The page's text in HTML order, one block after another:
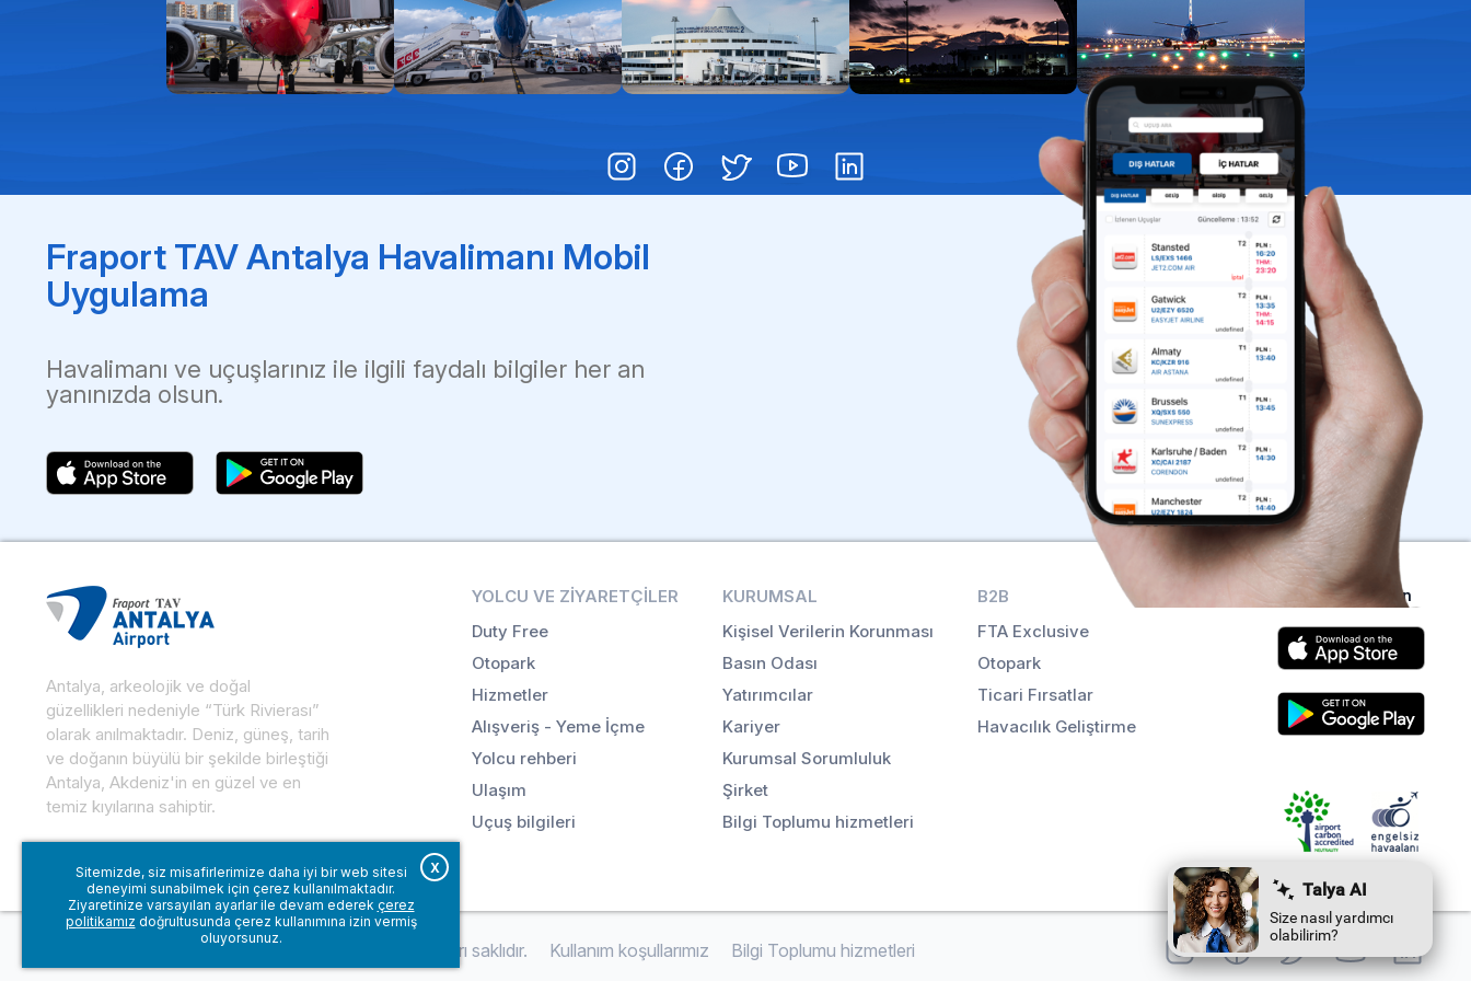
Çocuklarla yolculuk
Çıkış kapıları
Sitemizde, siz misafirlerimize daha iyi bir web sitesi
deneyimi sunabilmek için çerez kullanılmaktadır.
Ziyaretinize varsayılan ayarlar ile devam ederek çerez
politikamız doğrultusunda çerez kullanımına izin vermiş
oluyorsunuz.
X
Fraport TAV Antalya Havalimanı Mobil
Uygulama
Havalimanı ve uçuşlarınız ile ilgili faydalı bilgiler her an
yanınızda olsun.
Antalya, arkeolojik ve doğal
güzellikleri nedeniyle “Türk Rivierası”
olarak anılmaktadır. Deniz, güneş, tarih
ve doğanın büyülü bir şekilde birleştiği
Antalya, Akdeniz'in en güzel ve en
temiz kıyılarına sahiptir.
YOLCU VE ZIYARETÇILER
Duty Free
Otopark
Hizmetler
Alışveriş - Yeme İçme
Yolcu rehberi
Ulaşım
Uçuş bilgileri
KURUMSAL
Kişisel Verilerin Korunması
Basın Odası
Yatırımcılar
Kariyer
Kurumsal Sorumluluk
Şirket
Bilgi Toplumu hizmetleri
B2B
FTA Exclusive
Otopark
Ticari Fırsatlar
Havacılık Geliştirme
Uygulamaları alın
© Fraport TAV Antalya Havalimanı, 2018. Tüm hakları saklıdır. Kullanım koşullarımız Bilgi Toplumu hizmetleri